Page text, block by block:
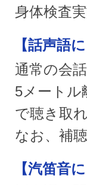
身体検査
【話声語
通常の会
5メートル
で聴き取
なお、補
【汽笛音